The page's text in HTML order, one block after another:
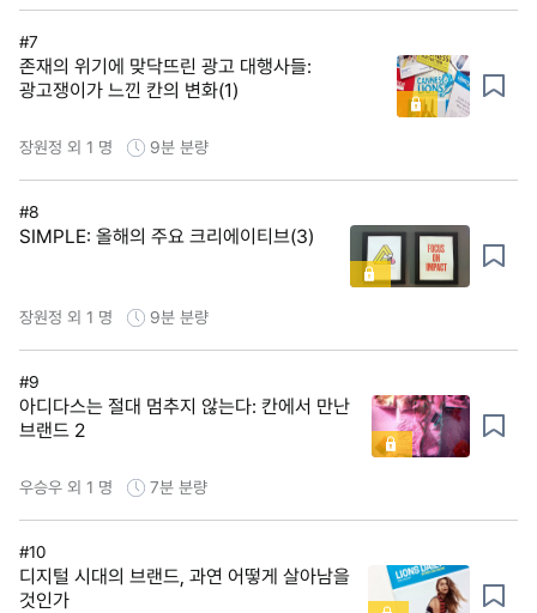
#7
존재의 위기에 맞닥뜨린 광고 대행사들:
광고쟁이가 느낀 칸의 변화(1)
장원정 외 1 명 9분 분량
#8
SIMPLE: 올해의 주요 크리에이티브(3)
장원정 외 1 명 9분 분량
#9
아디다스는 절대 멈추지 않는다: 칸에서 만난
브랜드 2
우승우 외 1 명 7분 분량
#10
디지털 시대의 브랜드, 과연 어떻게 살아남을
것인가